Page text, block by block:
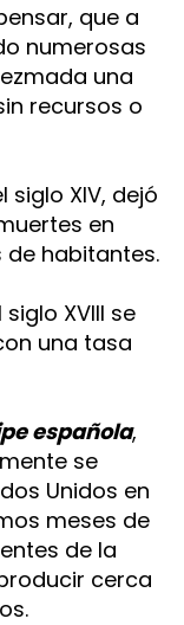
que a
numerosas
una
recursos o
XIV, dejó
en
de habitantes.
XVIII se
una tasa
española,
se
Unidos en
meses de
de la
cerca